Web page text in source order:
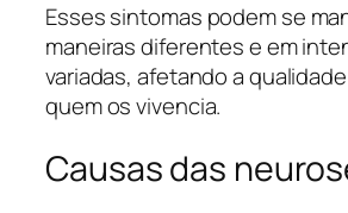
Esses sintomas podem se
maneiras diferentes e em
variadas, afetando a
quem os vivencia.
Causas das